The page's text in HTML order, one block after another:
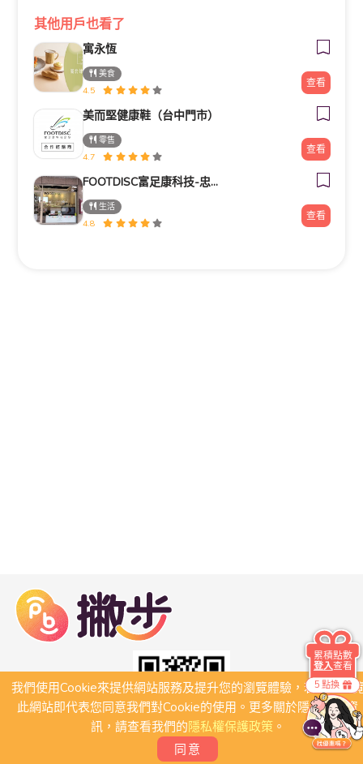
其他用戶也看了
寓永恆
美食
4.5
查看
美而堅健康鞋（台中門市）
零售
4.7
查看
FOOTDISC富足康科技-忠孝直營門市
生活
4.8
查看
我們使用Cookie來提供網站服務及提升您的瀏覽體驗，若繼續瀏
此網站即代表您同意我們對Cookie的使用。更多關於隱私保護資
訊，請查看我們的隱私權保護政策。
同意
5 點換
累積點數
登入查看